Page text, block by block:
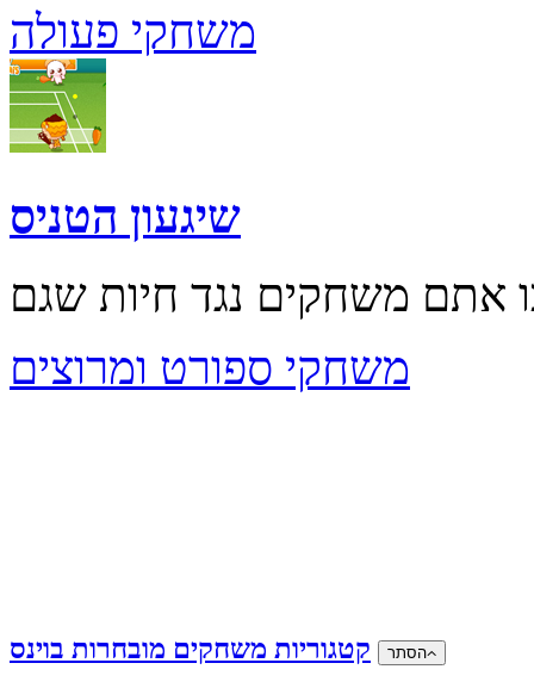
משחקי פעולה
שיגעון הטניס
משחקי ספורט ומרוצים
קטגוריות משחקים מובחרות בוינס הסתר